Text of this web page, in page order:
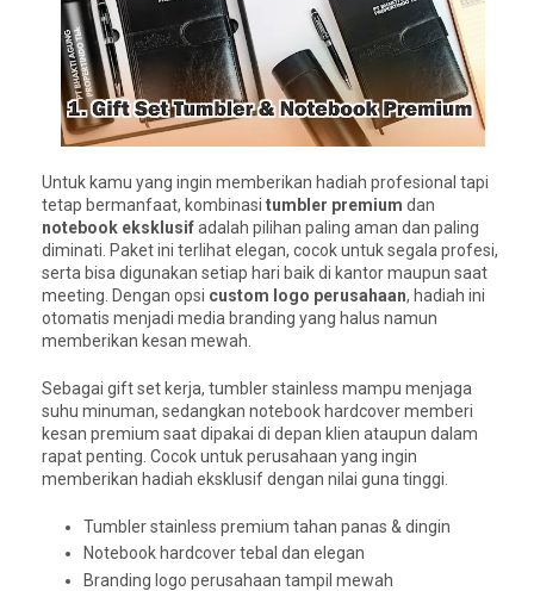
Untuk kamu yang ingin memberikan hadiah profesional tapi
tetap bermanfaat, kombinasi tumbler premium dan
notebook eksklusifadalah pilihan paling aman dan paling
diminati. Paket ini terlihat elegan, cocok untuk segala profesi,
serta bisa digunakan setiap hari baik di kantor maupun saat
meeting. Dengan opsi custom logo perusahaan, hadiah ini
otomatis menjadi media branding yang halus namun
memberikan kesan mewah.
Sebagai gift set kerja, tumbler stainless mampu menjaga
suhu minuman, sedangkan notebook hardcover memberi
kesan premium saat dipakai di depan klien ataupun dalam
rapat penting. Cocok untuk perusahaan yang ingin
memberikan hadiah eksklusif dengan nilai guna tinggi.
Tumbler stainless premium tahan panas & dingin
Notebook hardcover tebal dan elegan
Branding logo perusahaan tampil mewah